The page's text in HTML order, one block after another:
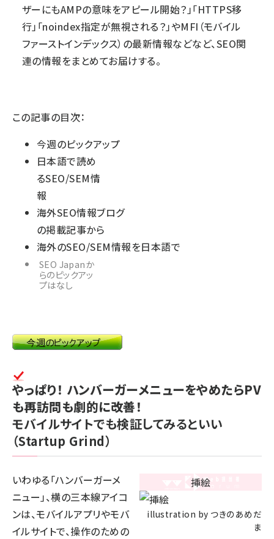
ザーにもAMPの意味をアピール開始？」「HTTPS移
行」「noindex指定が無視される？」やMFI（モバイル
ファーストインデックス）の最新情報などなど、SEO関
連の情報をまとめてお届けする。
この記事の目次：
今週のピックアップ
日本語で読め
るSEO/SEM情
報
海外SEO情報ブログ
の掲載記事から
海外のSEO/SEM情報を日本語で
SEO Japanか
らのピックアッ
プはなし
やっぱり！ ハンバーガーメニューをやめたらPV
も再訪問も劇的に改善！
モバイルサイトでも検証してみるといい
（Startup Grind）
illustration by つきのあめだ
ま
いわゆる「ハンバーガーメ
ニュー」、横の三本線アイコ
ンは、モバイルアプリやモバ
イルサイトで、操作のための